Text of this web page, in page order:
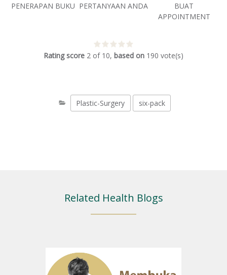
PENERAPAN BUKU PERTANYAAN ANDA
BUAT
APPOINTMENT
Rating score 2 of 10, based on 190 vote(s)
Plastic-Surgery six-pack
Related Health Blogs